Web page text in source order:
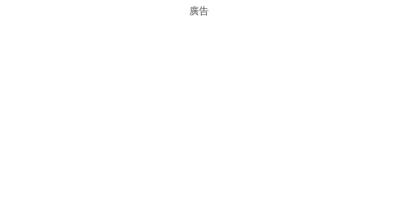
廣告